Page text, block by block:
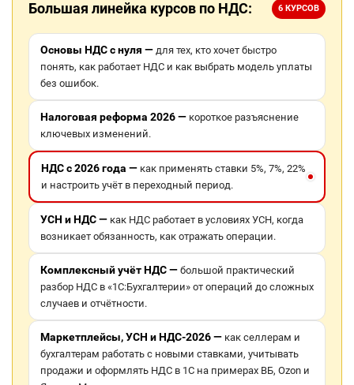
Большая линейка курсов по НДС: 6 КУРСОВ
Основы НДС с нуля — для тех, кто хочет быстро
понять, как работает НДС и как выбрать модель уплаты
без ошибок.
Налоговая реформа 2026 — короткое разъяснение
ключевых изменений.
НДС с 2026 года — как применять ставки 5%, 7%, 22%
и настроить учёт в переходный период.
УСН и НДС — как НДС работает в условиях УСН, когда
возникает обязанность, как отражать операции.
Комплексный учёт НДС — большой практический
разбор НДС в «1С:Бухгалтерии» от операций до сложных
случаев и отчётности.
Маркетплейсы, УСН и НДС-2026 — как селлерам и
бухгалтерам работать с новыми ставками, учитывать
продажи и оформлять НДС в 1С на примерах ВБ, Ozon и